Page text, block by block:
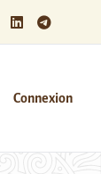
Connexion